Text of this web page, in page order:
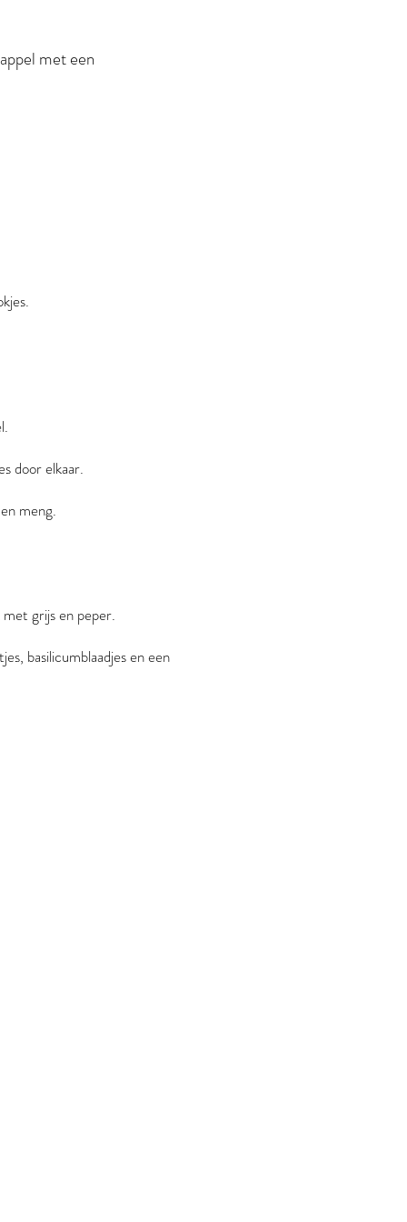
met een
door elkaar.
meng.
grijs en peper.
basilicumblaadjes en een